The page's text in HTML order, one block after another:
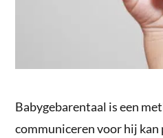
Babygebarentaal is een
communiceren voor hij